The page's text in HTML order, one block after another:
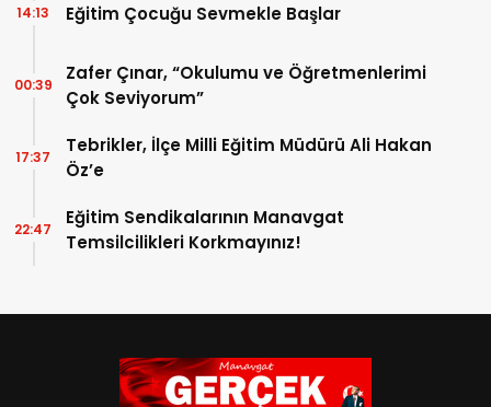
Eğitim Çocuğu Sevmekle Başlar
14:13
Zafer Çınar, “Okulumu ve Öğretmenlerimi
Çok Seviyorum”
00:39
Tebrikler, İlçe Milli Eğitim Müdürü Ali Hakan
Öz’e
17:37
Eğitim Sendikalarının Manavgat
Temsilcilikleri Korkmayınız!
22:47